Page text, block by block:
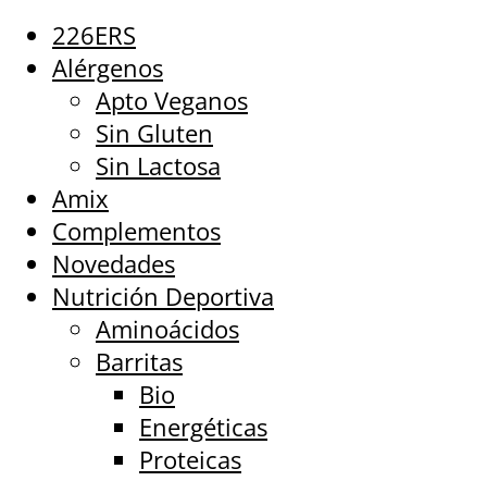
226ERS
Alérgenos
Apto Veganos
Sin Gluten
Sin Lactosa
Amix
Complementos
Novedades
Nutrición Deportiva
Aminoácidos
Barritas
Bio
Energéticas
Proteicas